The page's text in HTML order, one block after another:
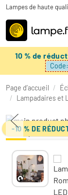
Lampes de haute
10 % de
Code:
Page d’accueil /
/ Lampadaires et
-10 % DE